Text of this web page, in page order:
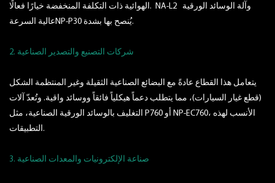
الهوائية ذات التكلفة المنخفضة خيارًا فعالًا. NA-L2
وآلة الوسائد الورقية
عالية السرعة NP-P30 يُنصح بها بشدة.
2. شركات التصنيع والتصدير الصناعية
يتعامل هذا القطاع عادةً مع البضائع الصناعية الثقيلة وغير المنتظمة الشكل
(قطع غيار السيارات)، مما يتطلب دعماً هيكلياً فائقاً ووسائد واقية. وتُعدّ آلات
التغليف بالوسائد الورقية الصناعية، مثل P760 أو NP-EC760، الأنسب لهذه
التطبيقات.
3. صناعة الإلكترونيات والمعدات الصناعية